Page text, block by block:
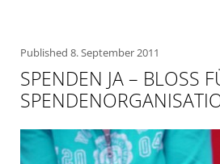
Published 8. September 2011
SPENDEN JA – BLOSS